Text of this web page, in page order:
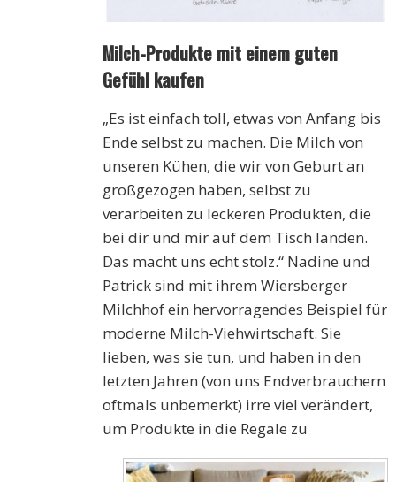
Milch-Produkte mit einem guten
Gefühl kaufen
„Es ist einfach toll, etwas von Anfang bis
Ende selbst zu machen. Die Milch von
unseren Kühen, die wir von Geburt an
großgezogen haben, selbst zu
verarbeiten zu leckeren Produkten, die
bei dir und mir auf dem Tisch landen.
Das macht uns echt stolz.“ Nadine und
Patrick sind mit ihrem Wiersberger
Milchhof ein hervorragendes Beispiel für
moderne Milch-Viehwirtschaft. Sie
lieben, was sie tun, und haben in den
letzten Jahren (von uns Endverbrauchern
oftmals unbemerkt) irre viel verändert,
um Produkte in die Regale zu